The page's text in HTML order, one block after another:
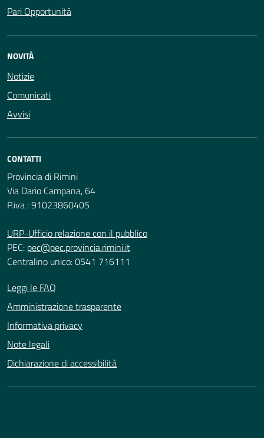
Pari Opportunità
NOVITÀ
Notizie
Comunicati
Avvisi
CONTATTI
Provincia di Rimini
Via Dario Campana, 64
P.iva : 91023860405
URP-Ufficio relazione con il pubblico
PEC: pec@pec.provincia.rimini.it
Centralino unico: 0541 716111
Leggi le FAQ
Amministrazione trasparente
Informativa privacy
Note legali
Dichiarazione di accessibilità